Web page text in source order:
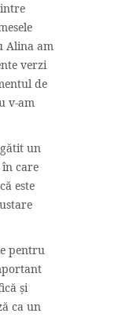
Alina am
verzi
de
v-am
un
care
este
pentru
și
ca un